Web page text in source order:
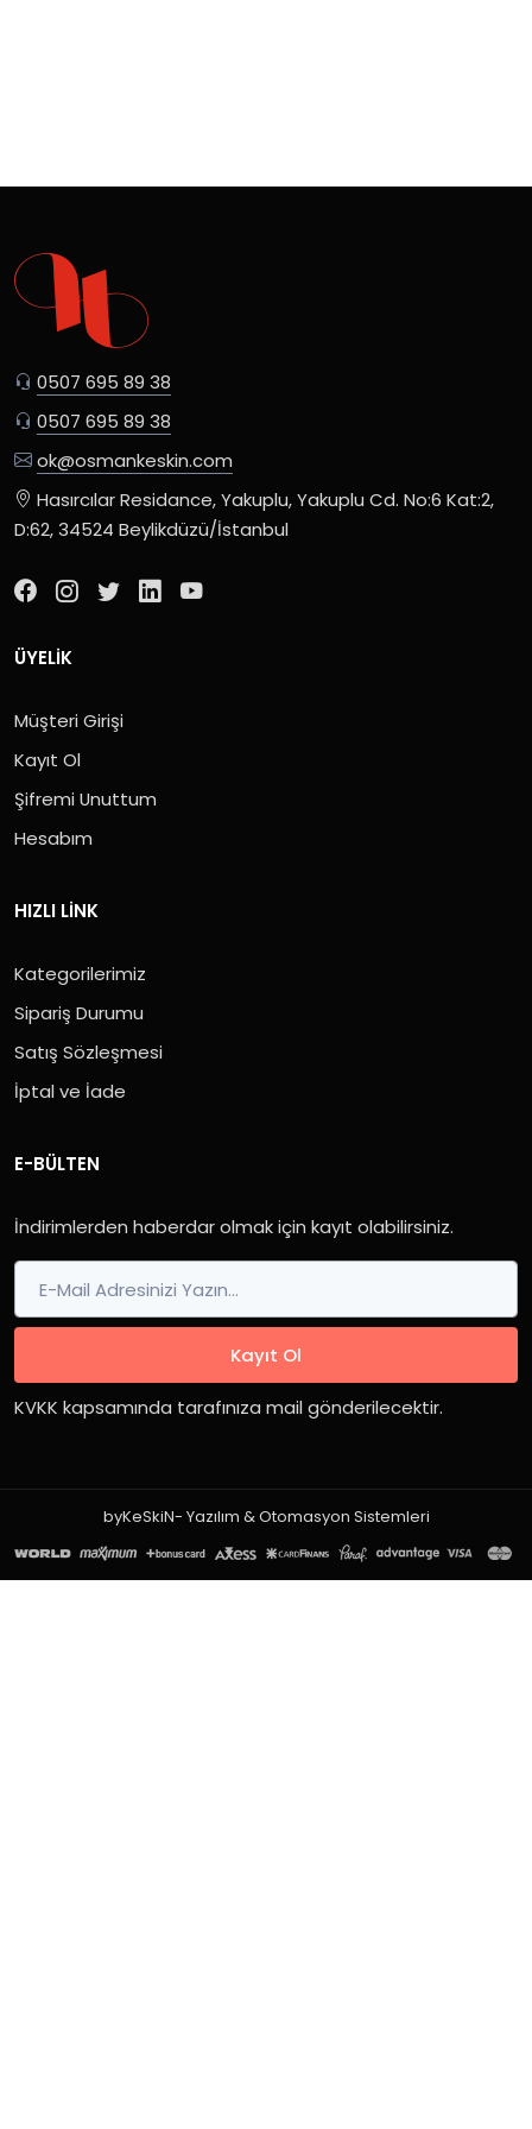
0507 695 89 38
0507 695 89 38
ok@osmankeskin.com
Hasırcılar Residance, Yakuplu, Yakuplu Cd. No:6 Kat:2,
D:62, 34524 Beylikdüzü/İstanbul
ÜYELIK
Müşteri Girişi
Kayıt Ol
Şifremi Unuttum
Hesabım
HIZLI LINK
Kategorilerimiz
Sipariş Durumu
Satış Sözleşmesi
İptal ve İade
E-BÜLTEN
İndirimlerden haberdar olmak için kayıt olabilirsiniz.
Kayıt Ol
KVKK kapsamında tarafınıza mail gönderilecektir.
byKeSkiN- Yazılım & Otomasyon Sistemleri